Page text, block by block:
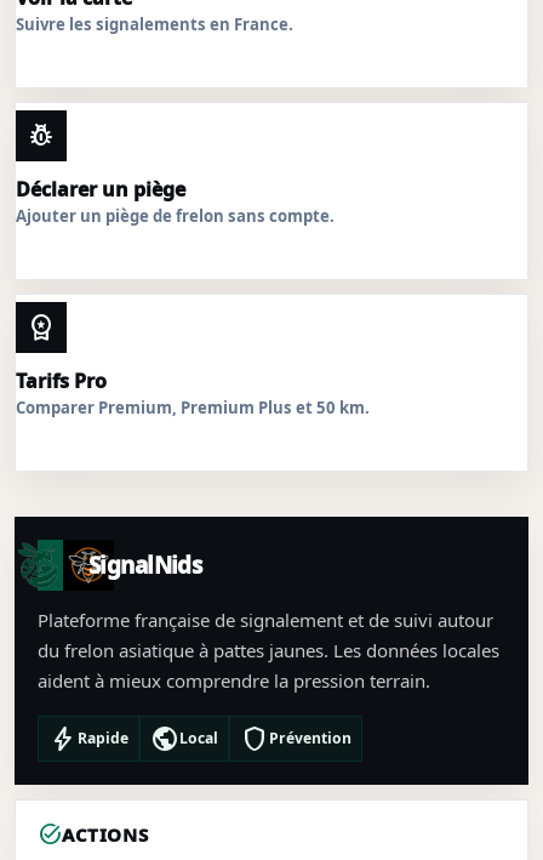
Suivre les signalements en France.
pest_control
Déclarer un piège
Ajouter un piège de frelon sans compte.
workspace_premium
Tarifs Pro
Comparer Premium, Premium Plus et 50 km.
SignalNids
Plateforme française de signalement et de suivi autour
du frelon asiatique à pattes jaunes. Les données locales
aident à mieux comprendre la pression terrain.
bolt Rapide publicLocal shield Prévention
task_altACTIONS